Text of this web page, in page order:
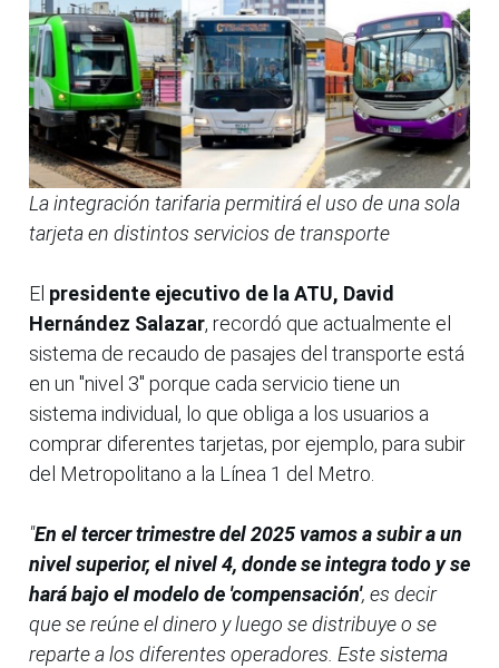
La integración tarifaria permitirá el uso de una sola
tarjeta en distintos servicios de transporte
El presidente ejecutivo de la ATU, David
Hernández Salazar, recordó que actualmente el
sistema de recaudo de pasajes del transporte está
en un "nivel 3" porque cada servicio tiene un
sistema individual, lo que obliga a los usuarios a
comprar diferentes tarjetas, por ejemplo, para subir
del Metropolitano a la Línea 1 del Metro.
"En el tercer trimestre del 2025 vamos a subir a un
nivel superior, el nivel 4, donde se integra todo y se
hará bajo el modelo de 'compensación', es decir
que se reúne el dinero y luego se distribuye o se
reparte a los diferentes operadores. Este sistema